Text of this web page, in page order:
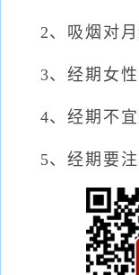
2、吸烟对月
3、经期女性
4、经期不宜
5、经期要注